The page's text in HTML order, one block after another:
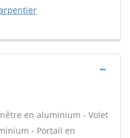
en aluminium - Volet
- Portail en